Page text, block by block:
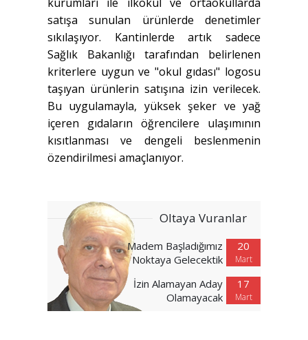
satışa sunulan ürünlerde denetimler
sıkılaşıyor. Kantinlerde artık sadece
Sağlık Bakanlığı tarafından belirlenen
kriterlere uygun ve "okul gıdası" logosu
taşıyan ürünlerin satışına izin verilecek.
Bu uygulamayla, yüksek şeker ve yağ
içeren gıdaların öğrencilere ulaşımının
kısıtlanması ve dengeli beslenmenin
özendirilmesi amaçlanıyor.
Oltaya Vuranlar
20
Mart
Madem Başladığımız
Noktaya Gelecektik
17
Mart
İzin Alamayan Aday
Olamayacak